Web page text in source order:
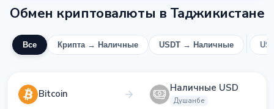
Обмен криптовалюты в Таджикистане
Все Крипта → Наличные USDT → Наличные
Bitcoin Наличные USD
Душанбе